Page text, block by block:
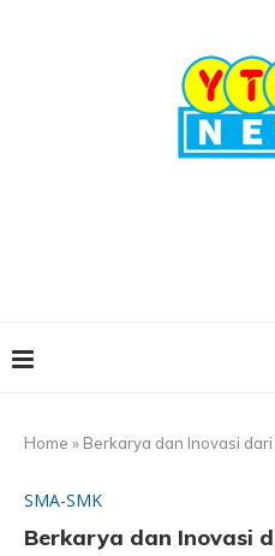
Home » Berkarya dan Inovasi
SMA-SMK
Berkarya dan Inovasi